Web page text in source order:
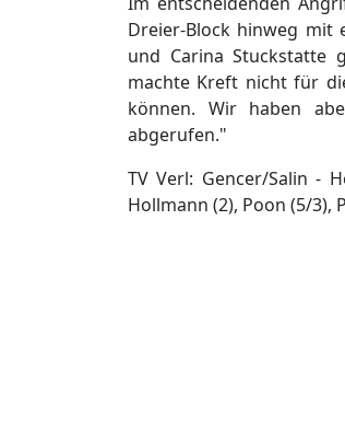
Dreier-Block hinweg mit
und Carina Stuckstatte
machte Kreft nicht für
können. Wir haben
abgerufen."
TV Verl: Gencer/Salin -
Hollmann (2), Poon (5/3),